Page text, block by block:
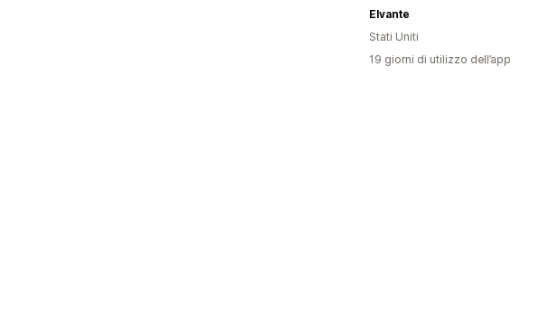
Elvante
Stati Uniti
19 giorni di utilizzo dell’app